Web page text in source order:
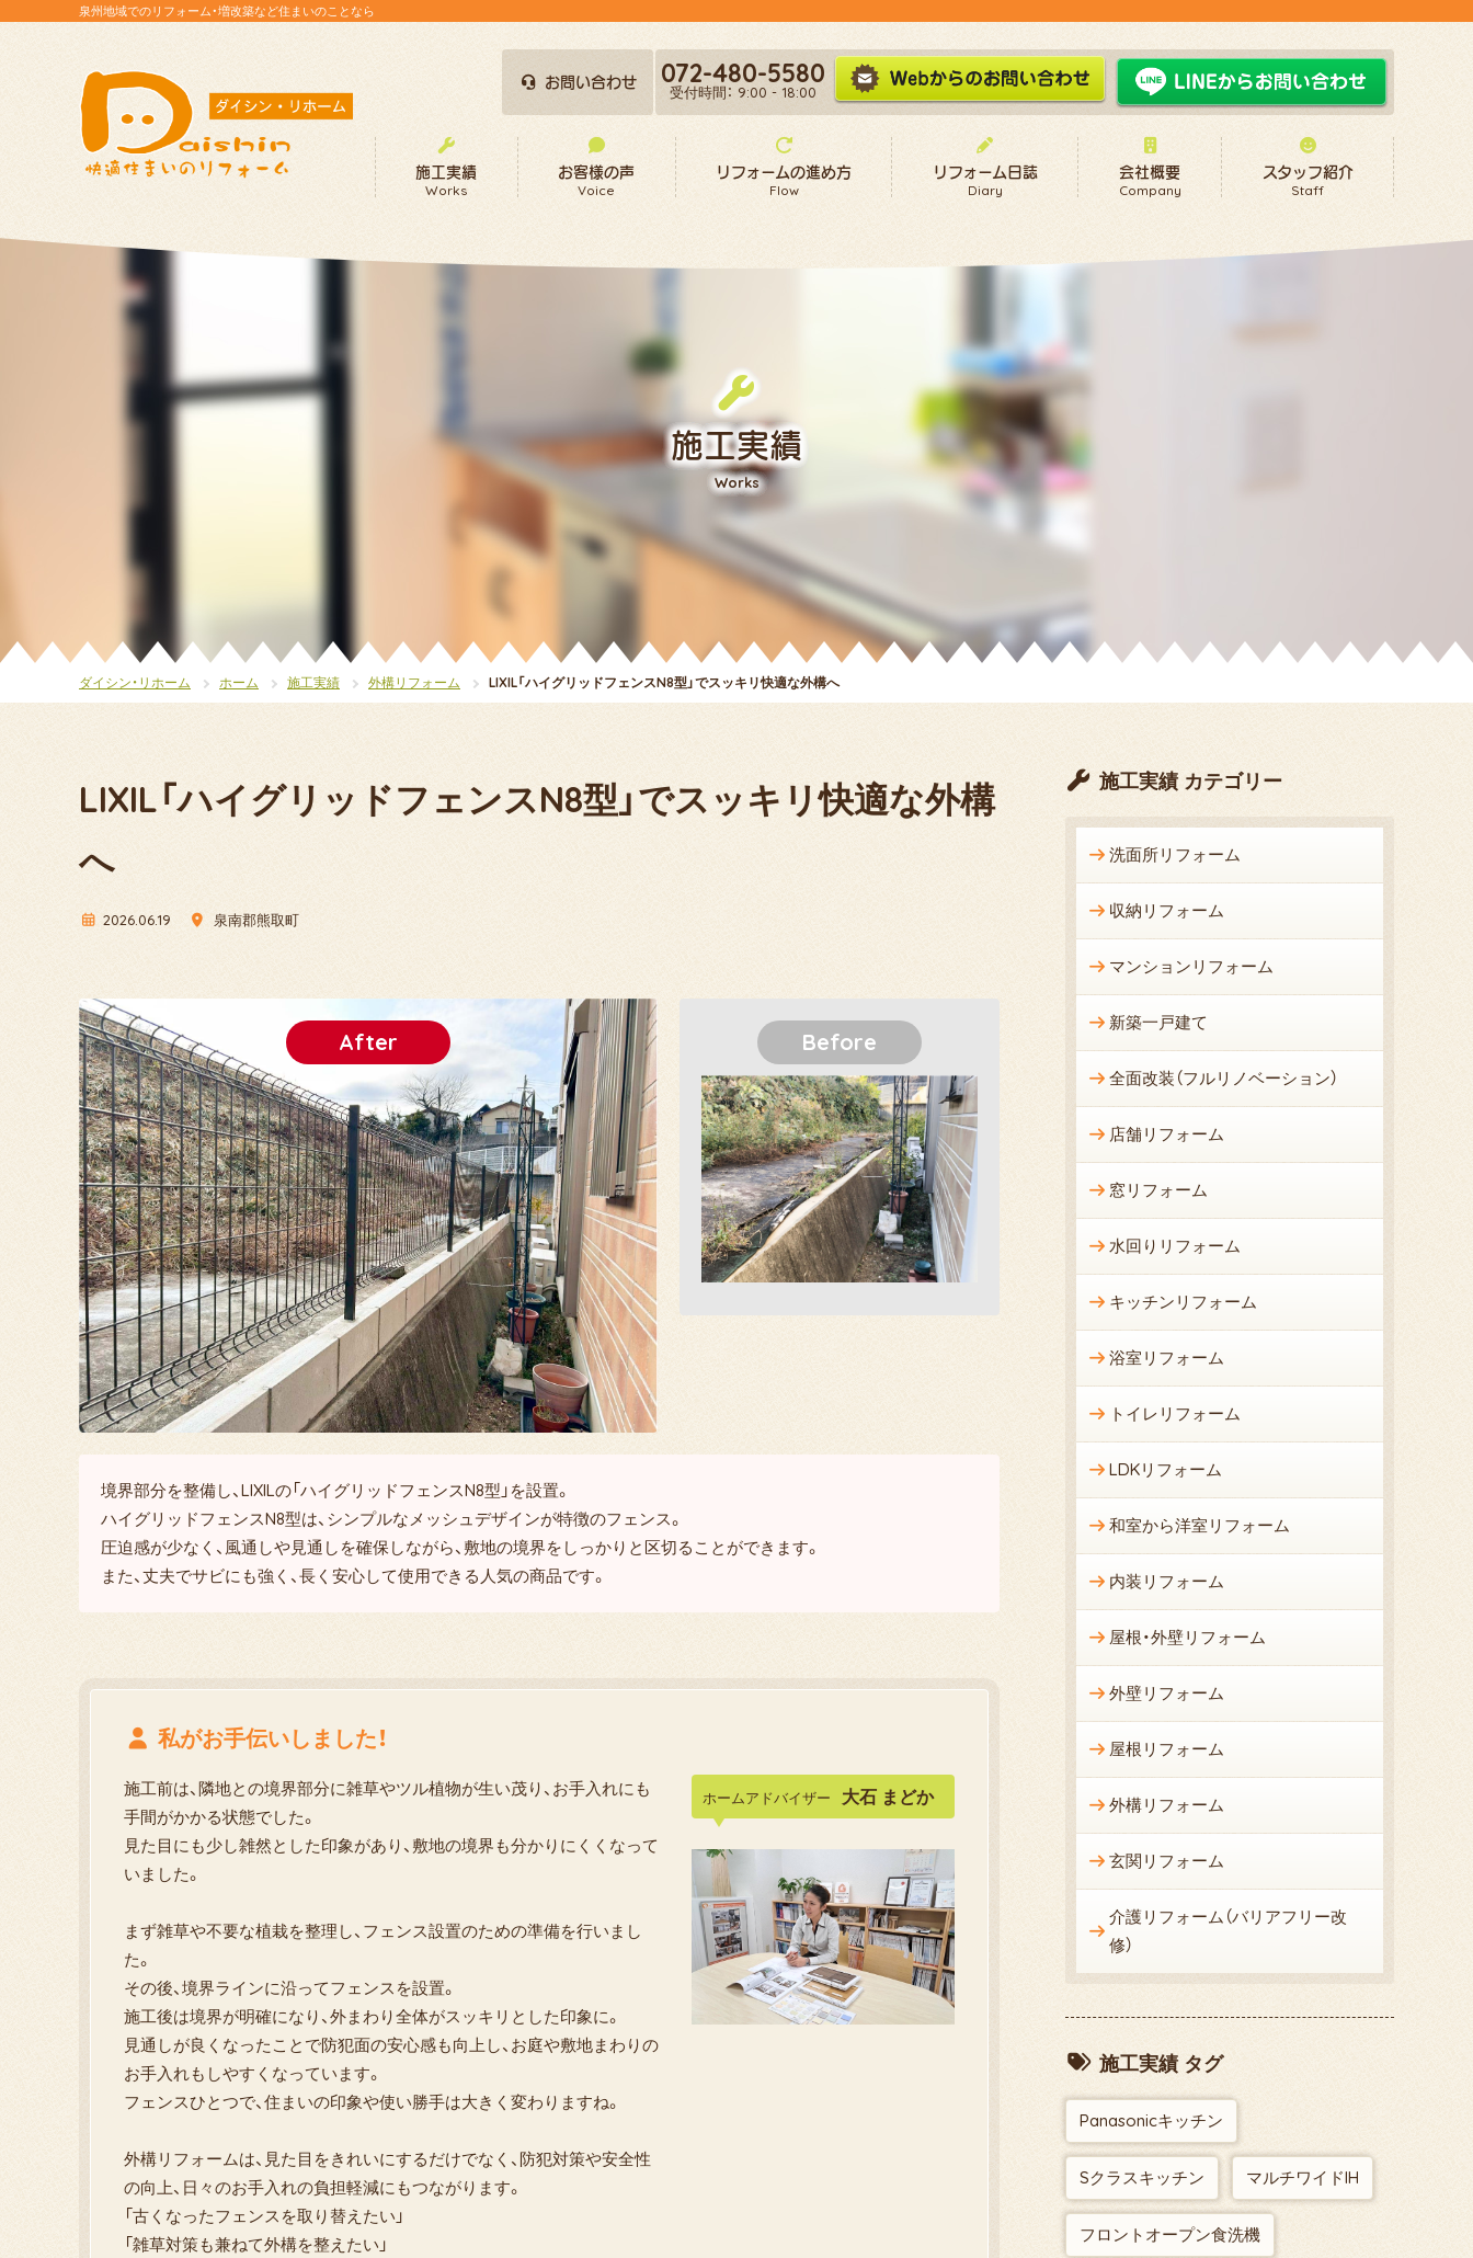
泉州地域でのリフォーム・増改築など住まいのことなら
施工実績
Works
お客様の声
Voice
リフォームの進め方
Flow
リフォーム日誌
Diary
会社概要
Company
スタッフ紹介
Staff
お問い合わせ 072-480-5580
受付時間： 9:00 - 18:00
施工実績
Works
ダイシン・リホーム ホーム 施工実績 外構リフォーム LIXIL「ハイグリッドフェンスN8型」でスッキリ快適な外構へ
LIXIL「ハイグリッドフェンスN8型」でスッキリ快適な外構
へ
2026.06.19 泉南郡熊取町
Before
After
境界部分を整備し、LIXILの「ハイグリッドフェンスN8型」を設置。
ハイグリッドフェンスN8型は、シンプルなメッシュデザインが特徴のフェンス。
圧迫感が少なく、風通しや見通しを確保しながら、敷地の境界をしっかりと区切ることができます。
また、丈夫でサビにも強く、長く安心して使用できる人気の商品です。
私がお手伝いしました！
ホームアドバイザー 大石 まどか
施工前は、隣地との境界部分に雑草やツル植物が生い茂り、お手入れにも
手間がかかる状態でした。
見た目にも少し雑然とした印象があり、敷地の境界も分かりにくくなって
いました。
まず雑草や不要な植栽を整理し、フェンス設置のための準備を行いまし
た。
その後、境界ラインに沿ってフェンスを設置。
施工後は境界が明確になり、外まわり全体がスッキリとした印象に。
見通しが良くなったことで防犯面の安心感も向上し、お庭や敷地まわりの
お手入れもしやすくなっています。
フェンスひとつで、住まいの印象や使い勝手は大きく変わりますね。
外構リフォームは、見た目をきれいにするだけでなく、防犯対策や安全性
の向上、日々のお手入れの負担軽減にもつながります。
「古くなったフェンスを取り替えたい」
「雑草対策も兼ねて外構を整えたい」
施工実績 カテゴリー
洗面所リフォーム
収納リフォーム
マンションリフォーム
新築一戸建て
全面改装（フルリノベーション）
店舗リフォーム
窓リフォーム
水回りリフォーム
キッチンリフォーム
浴室リフォーム
トイレリフォーム
LDKリフォーム
和室から洋室リフォーム
内装リフォーム
屋根・外壁リフォーム
外壁リフォーム
屋根リフォーム
外構リフォーム
玄関リフォーム
介護リフォーム（バリアフリー改
修）
施工実績 タグ
Panasonicキッチン
Sクラスキッチン マルチワイドIH
フロントオープン食洗機